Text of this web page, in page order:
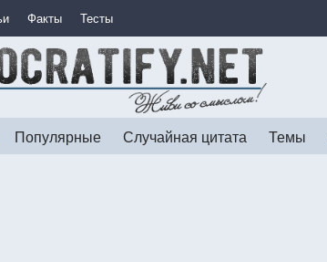
Факты Тесты
Популярные Случайная цитата Темы